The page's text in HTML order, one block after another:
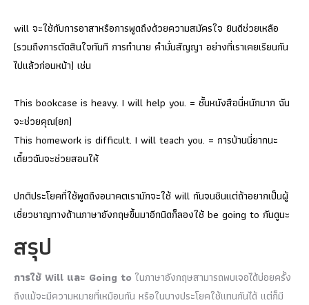
will จะใช้กับการอาสาหรือการพูดถึงด้วยความสมัครใจ ยินดีช่วยเหลือ
(รวมถึงการตัดสินใจทันที การทำนาย คำมั่นสัญญา อย่างที่เราเคยเรียนกัน
ไปแล้วก่อนหน้า) เช่น
This bookcase is heavy. I will help you. = ชั้นหนังสือนี่หนักมาก ฉัน
จะช่วยคุณ(ยก)
This homework is difficult. I will teach you. = การบ้านนี่ยากนะ
เดี๋ยวฉันจะช่วยสอนให้
ปกติประโยคที่ใช้พูดถึงอนาคตเรามักจะใช้ will กันจนชินแต่ถ้าอยากเป็นผู้
เชี่ยวชาญทางด้านภาษาอังกฤษขึ้นมาอีกนิดก็ลองใช้ be going to กันดูนะ
สรุป
การใช้ Will และ Going to ในภาษาอังกฤษสามารถพบเจอได้บ่อยครั้ง
ถึงแม้จะมีความหมายที่เหมือนกัน หรือในบางประโยคใช้แทนกันได้ แต่ก็มี